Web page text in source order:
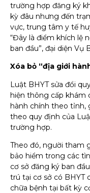
trường hợp đăng ký
kỳ đâu nhưng đến
vực, trung tâm y tế
“Đây là điểm khích lệ
ban đầu”, đại diện Vụ
Xóa bỏ “địa giới
Luật BHYT sửa đổi
hiện thông cấp khám
hành chính theo tỉnh,
theo quy định của
trường hợp.
Theo đó, người tham
bảo hiểm trong các
cơ sở đăng ký ban
trú tại cơ sở có BHYT
chữa bệnh tại bất kỳ